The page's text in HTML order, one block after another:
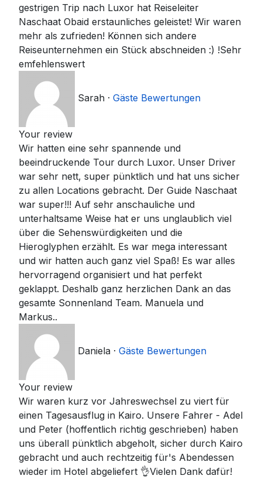
gestrigen Trip nach Luxor hat Reiseleiter
Naschaat Obaid erstaunliches geleistet! Wir waren
mehr als zufrieden! Können sich andere
Reiseunternehmen ein Stück abschneiden :) !Sehr
emfehlenswert
Sarah · Gäste Bewertungen
Your review
Wir hatten eine sehr spannende und
beeindruckende Tour durch Luxor. Unser Driver
war sehr nett, super pünktlich und hat uns sicher
zu allen Locations gebracht. Der Guide Naschaat
war super!!! Auf sehr anschauliche und
unterhaltsame Weise hat er uns unglaublich viel
über die Sehenswürdigkeiten und die
Hieroglyphen erzählt. Es war mega interessant
und wir hatten auch ganz viel Spaß! Es war alles
hervorragend organisiert und hat perfekt
geklappt. Deshalb ganz herzlichen Dank an das
gesamte Sonnenland Team. Manuela und
Markus..
Daniela · Gäste Bewertungen
Your review
Wir waren kurz vor Jahreswechsel zu viert für
einen Tagesausflug in Kairo. Unsere Fahrer - Adel
und Peter (hoffentlich richtig geschrieben) haben
uns überall pünktlich abgeholt, sicher durch Kairo
gebracht und auch rechtzeitig für's Abendessen
wieder im Hotel abgeliefert 👌Vielen Dank dafür!